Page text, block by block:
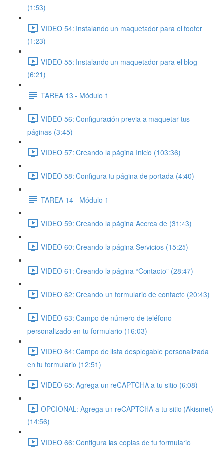
(1:53)
VIDEO 54: Instalando un maquetador para el footer
(1:23)
VIDEO 55: Instalando un maquetador para el blog
(6:21)
TAREA 13 - Módulo 1
VIDEO 56: Configuración previa a maquetar tus
páginas (3:45)
VIDEO 57: Creando la página Inicio (103:36)
VIDEO 58: Configura tu página de portada (4:40)
TAREA 14 - Módulo 1
VIDEO 59: Creando la página Acerca de (31:43)
VIDEO 60: Creando la página Servicios (15:25)
VIDEO 61: Creando la página “Contacto” (28:47)
VIDEO 62: Creando un formulario de contacto (20:43)
VIDEO 63: Campo de número de teléfono
personalizado en tu formulario (16:03)
VIDEO 64: Campo de lista desplegable personalizada
en tu formulario (12:51)
VIDEO 65: Agrega un reCAPTCHA a tu sitio (6:08)
OPCIONAL: Agrega un reCAPTCHA a tu sitio (Akismet)
(14:56)
VIDEO 66: Configura las copias de tu formulario